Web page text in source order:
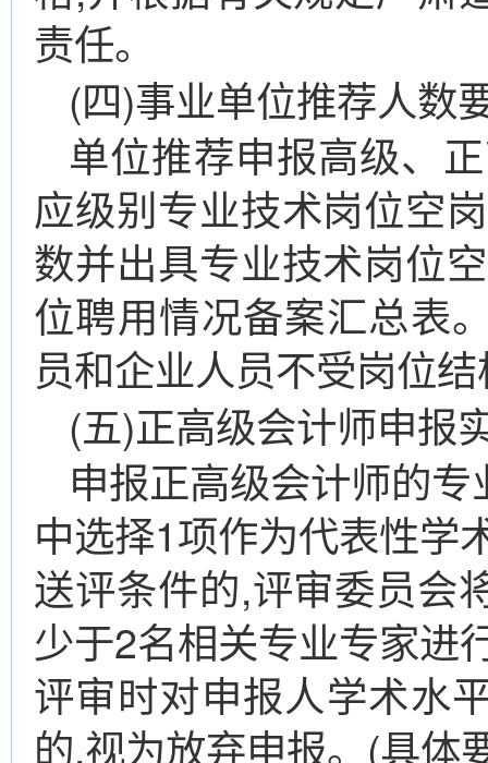
责任。
(四)事业单位推荐人数
单位推荐申报高级、
应级别专业技术岗位空
数并出具专业技术岗位
位聘用情况备案汇总表
员和企业人员不受岗位
(五)正高级会计师申报
申报正高级会计师的
中选择1项作为代表性学
送评条件的,评审委员会
少于2名相关专业专家进
评审时对申报人学术水
的,视为放弃申报。(具体